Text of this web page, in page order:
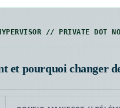
// PRIVATE DOT
et pourquoi changer